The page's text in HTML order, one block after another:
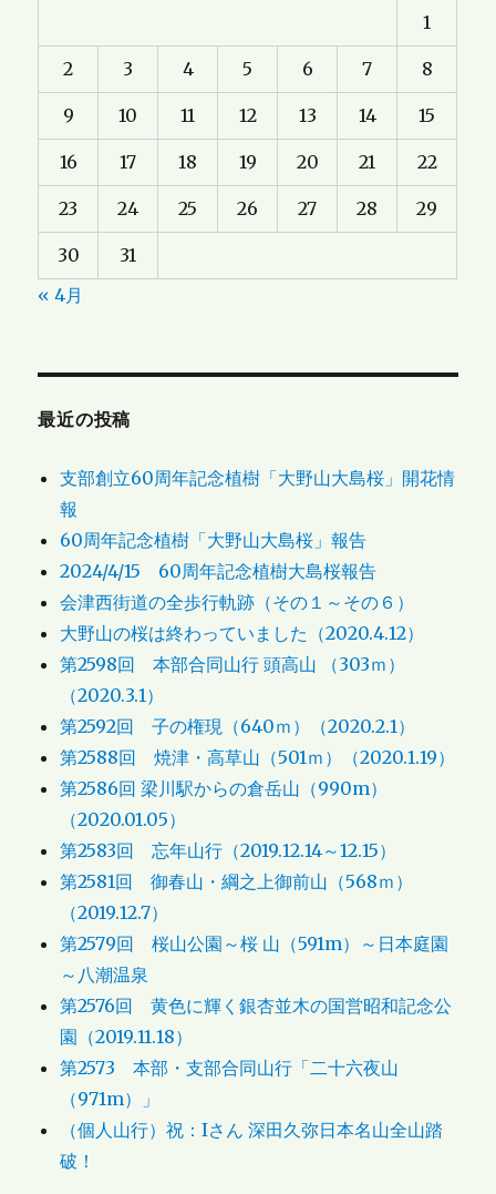
1
2 3 4 5 6 7 8
9 10 11 12 13 14 15
16 17 18 19 20 21 22
23 24 25 26 27 28 29
30
31
« 4月
最近の投稿
支部創立60周年記念植樹「大野山大島桜」開花情
報
60周年記念植樹「大野山大島桜」報告
2024/4/15 60周年記念植樹大島桜報告
会津西街道の全歩行軌跡（その１～その６）
大野山の桜は終わっていました（2020.4.12）
第2598回 本部合同山行 頭高山 （303ｍ）
（2020.3.1）
第2592回 子の権現（640ｍ）（2020.2.1）
第2588回 焼津・高草山（501ｍ）（2020.1.19）
第2586回 梁川駅からの倉岳山（990m）
（2020.01.05）
第2583回 忘年山行（2019.12.14～12.15）
第2581回 御春山・綱之上御前山（568ｍ）
（2019.12.7）
第2579回 桜山公園～桜 山（591m）～日本庭園
～八潮温泉
第2576回 黄色に輝く銀杏並木の国営昭和記念公
園（2019.11.18）
第2573 本部・支部合同山行「二十六夜山
（971m）」
（個人山行）祝：Iさん 深田久弥日本名山全山踏
破！